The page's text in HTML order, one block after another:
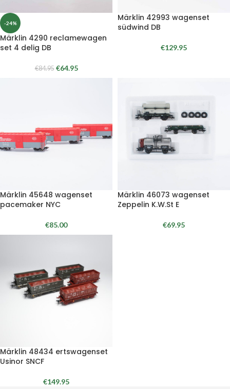
-24%
Märklin 4290 reclamewagen
set 4 delig DB
€84.95 €64.95
Märklin 42993 wagenset
südwind DB
€129.95
Märklin 45648 wagenset
pacemaker NYC
€85.00
Märklin 46073 wagenset
Zeppelin K.W.St E
€69.95
Märklin 48434 ertswagenset
Usinor SNCF
€149.95